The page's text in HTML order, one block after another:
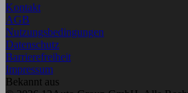
Kontakt
AGB
Nutzungsbedingungen
Datenschutz
Barrierefreiheit
Impressum
Bekannt aus